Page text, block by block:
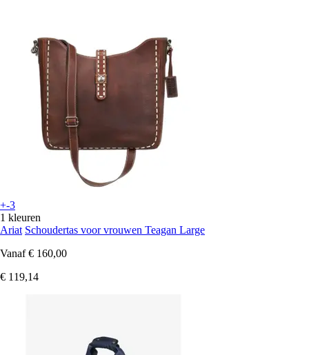
+-3
1 kleuren
Ariat Schoudertas voor vrouwen Teagan Large
Vanaf € 160,00
€ 119,14